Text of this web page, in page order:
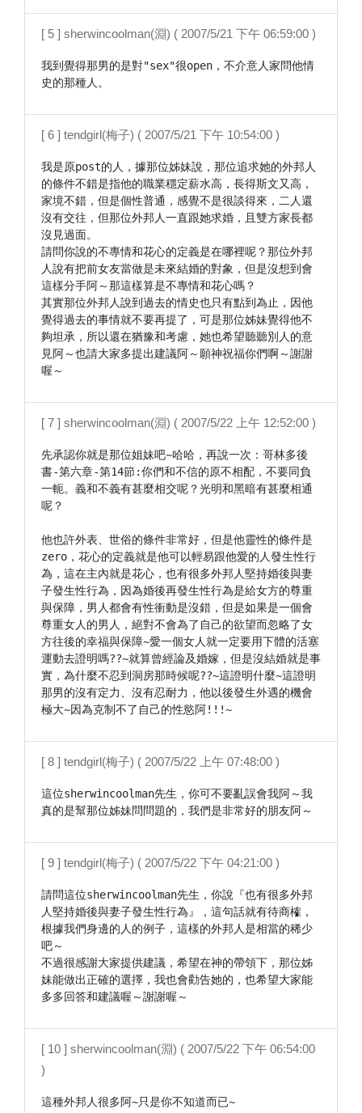
[ 5 ] sherwincoolman(淵) ( 2007/5/21 下午 06:59:00 )
我到覺得那男的是對"sex"很open，不介意人家問他情
史的那種人。
[ 6 ] tendgirl(梅子) ( 2007/5/21 下午 10:54:00 )
我是原post的人，據那位姊妹說，那位追求她的外邦人
的條件不錯是指他的職業穩定薪水高，長得斯文又高，
家境不錯，但是個性普通，感覺不是很談得來，二人還
沒有交往，但那位外邦人一直跟她求婚，且雙方家長都
沒見過面。
請問你說的不專情和花心的定義是在哪裡呢？那位外邦
人說有把前女友當做是未來結婚的對象，但是沒想到會
這樣分手阿～那這樣算是不專情和花心嗎？
其實那位外邦人說到過去的情史也只有點到為止，因他
覺得過去的事情就不要再提了，可是那位姊妹覺得他不
夠坦承，所以還在猶豫和考慮，她也希望聽聽別人的意
見阿～也請大家多提出建議阿～願神祝福你們啊～謝謝
喔～
[ 7 ] sherwincoolman(淵) ( 2007/5/22 上午 12:52:00 )
先承認你就是那位姐妹吧~哈哈，再說一次：哥林多後
書-第六章-第14節:你們和不信的原不相配，不要同負
一軛。義和不義有甚麼相交呢？光明和黑暗有甚麼相通
呢？
他也許外表、世俗的條件非常好，但是他靈性的條件是
zero，花心的定義就是他可以輕易跟他愛的人發生性行
為，這在主內就是花心，也有很多外邦人堅持婚後與妻
子發生性行為，因為婚後再發生性行為是給女方的尊重
與保障，男人都會有性衝動是沒錯，但是如果是一個會
尊重女人的男人，絕對不會為了自己的欲望而忽略了女
方往後的幸福與保障~愛一個女人就一定要用下體的活塞
運動去證明嗎??~就算曾經論及婚嫁，但是沒結婚就是事
實，為什麼不忍到洞房那時候呢??~這證明什麼~這證明
那男的沒有定力、沒有忍耐力，他以後發生外遇的機會
極大~因為克制不了自己的性慾阿!!!~
[ 8 ] tendgirl(梅子) ( 2007/5/22 上午 07:48:00 )
這位sherwincoolman先生，你可不要亂誤會我阿～我
真的是幫那位姊妹問問題的，我們是非常好的朋友阿～
[ 9 ] tendgirl(梅子) ( 2007/5/22 下午 04:21:00 )
請問這位sherwincoolman先生，你說『也有很多外邦
人堅持婚後與妻子發生性行為』，這句話就有待商榷，
根據我們身邊的人的例子，這樣的外邦人是相當的稀少
吧～
不過很感謝大家提供建議，希望在神的帶領下，那位姊
妹能做出正確的選擇，我也會勸告她的，也希望大家能
多多回答和建議喔～謝謝喔～
[ 10 ] sherwincoolman(淵) ( 2007/5/22 下午 06:54:00
)
這種外邦人很多阿~只是你不知道而已~